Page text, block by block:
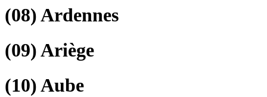
(08)Ardennes
(09)Ariège
(10)Aube